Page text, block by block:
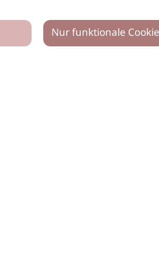
Nur funktionale